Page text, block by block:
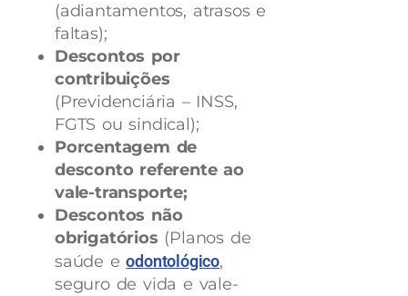
(adiantamentos, atrasos e
faltas);
Descontos por
contribuições
(Previdenciária – INSS,
FGTS ou sindical);
Porcentagem de
desconto referente ao
vale-transporte;
Descontos não
obrigatórios (Planos de
saúde eodontológico,
seguro de vida e vale-